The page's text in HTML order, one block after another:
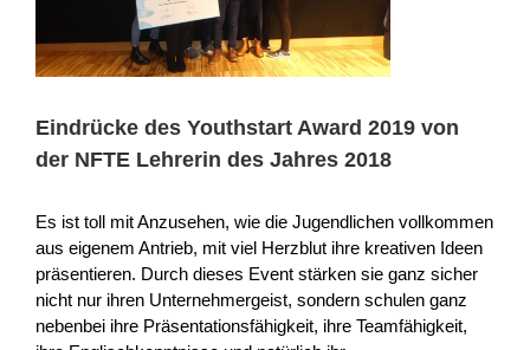
Eindrücke des Youthstart Award 2019 von
der NFTE Lehrerin des Jahres 2018
Es ist toll mit Anzusehen, wie die Jugendlichen vollkommen
aus eigenem Antrieb, mit viel Herzblut ihre kreativen Ideen
präsentieren. Durch dieses Event stärken sie ganz sicher
nicht nur ihren Unternehmergeist, sondern schulen ganz
nebenbei ihre Präsentationsfähigkeit, ihre Teamfähigkeit,